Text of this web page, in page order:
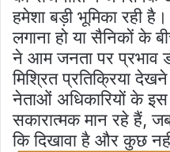
हमेशा बड़ी भूमिका रही
लगाना हो या सैनिकों के
ने आम जनता पर प्रभाव
मिश्रित प्रतिक्रिया
नेताओं अधिकारियों के इस
सकारात्मक मान रहे हैं,
कि दिखावा है और कुछ